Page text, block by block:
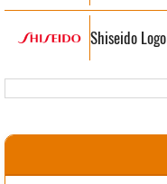
Shiseido Logo